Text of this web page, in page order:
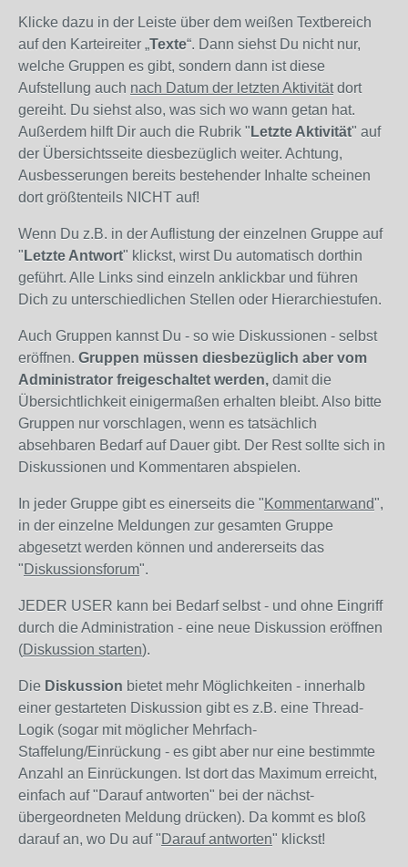
Klicke dazu in der Leiste über dem weißen Textbereich
auf den Karteireiter „Texte“. Dann siehst Du nicht nur,
welche Gruppen es gibt, sondern dann ist diese
Aufstellung auch nach Datum der letzten Aktivitätdort
gereiht. Du siehst also, was sich wo wann getan hat.
Außerdem hilft Dir auch die Rubrik " Letzte Aktivität" auf
der Übersichtsseite diesbezüglich weiter. Achtung,
Ausbesserungen bereits bestehender Inhalte scheinen
dort größtenteils NICHT auf!
Wenn Du z.B. in der Auflistung der einzelnen Gruppe auf
" Letzte Antwort" klickst, wirst Du automatisch dorthin
geführt. Alle Links sind einzeln anklickbar und führen
Dich zu unterschiedlichen Stellen oder Hierarchiestufen.
Auch Gruppen kannst Du - so wie Diskussionen - selbst
eröffnen. Gruppen müssen diesbezüglich aber vom
Administrator freigeschaltet werden, damit die
Übersichtlichkeit einigermaßen erhalten bleibt. Also bitte
Gruppen nur vorschlagen, wenn es tatsächlich
absehbaren Bedarf auf Dauer gibt. Der Rest sollte sich in
Diskussionen und Kommentaren abspielen.
In jeder Gruppe gibt es einerseits die "Kommentarwand",
in der einzelne Meldungen zur gesamten Gruppe
abgesetzt werden können und andererseits das
"Diskussionsforum".
JEDER USER kann bei Bedarf selbst - und ohne Eingriff
durch die Administration - eine neue Diskussion eröffnen
(Diskussion starten).
Die Diskussion bietet mehr Möglichkeiten - innerhalb
einer gestarteten Diskussion gibt es z.B. eine Thread-
Logik (sogar mit möglicher Mehrfach-
Staffelung/Einrückung - es gibt aber nur eine bestimmte
Anzahl an Einrückungen. Ist dort das Maximum erreicht,
einfach auf "Darauf antworten" bei der nächst-
übergeordneten Meldung drücken). Da kommt es bloß
darauf an, wo Du auf "Darauf antworten" klickst!